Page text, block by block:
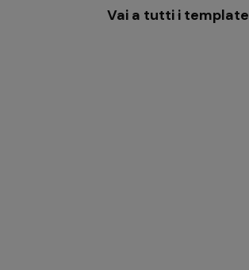
Vai a tutti i template